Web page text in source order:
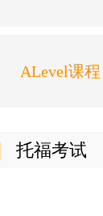
ALevel课程
托福考试